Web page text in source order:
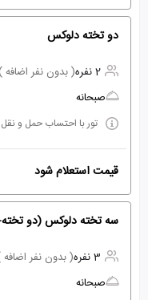
دو تخته دلوکس
2 نفره
( بدون نفر اضافه )
صبحانه
تور با احتساب حمل و
قیمت استعلام شود
سه تخته دلوکس (دو
3 نفره
( بدون نفر اضافه
صبحانه